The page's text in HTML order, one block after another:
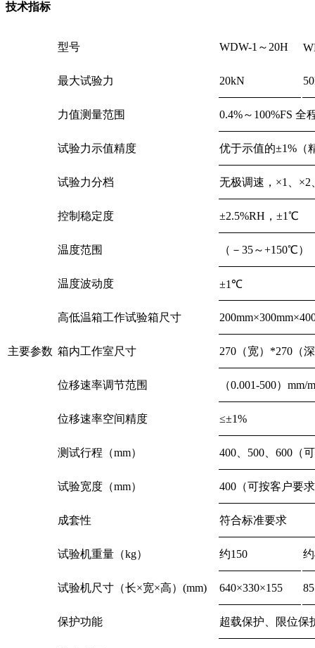
技术指标
主要参数
型号 WDW-1～20H
最大试验力 20kN
力值测量范围 0.4%～100%FS 全
试验力示值精度 优于示值的±1%（
试验力分档 无极调速，×1、×2
控制稳定度 ±2.5%RH，±1℃
温度范围 （－35～+150℃
温度波动度 ±1℃
高低温箱工作试验箱尺寸
箱内工作室尺寸 270（宽）*270（
位移速率调节范围 （0.001-500）
位移速率空间精度 ≤±1%
测试行程（mm） 400、500、600（
试验宽度（mm） 400（可按客户要
成套性 符合标准要求
试验机重量（kg） 约150
试验机尺寸（长×宽×高）(mm) 640×330×155
保护功能 超载保护、限位保